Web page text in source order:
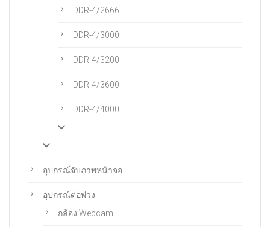
DDR-4/2666
DDR-4/3000
DDR-4/3200
DDR-4/3600
DDR-4/4000
อุปกรณ์จับภาพหน้าจอ
อุปกรณ์ต่อพ่วง
กล้อง Webcam